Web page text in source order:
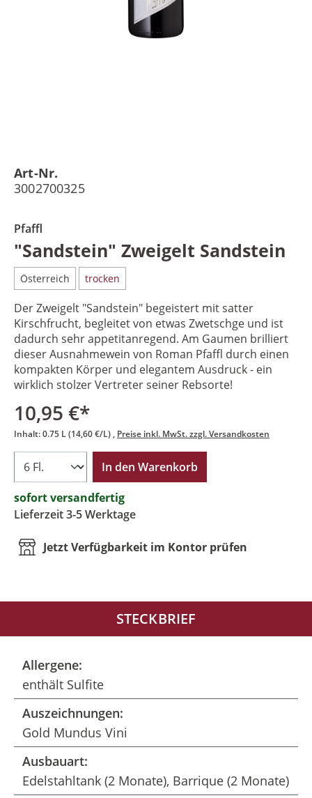
Art-Nr.
3002700325
Pfaffl
"Sandstein" Zweigelt Sandstein
Österreich trocken
Der Zweigelt "Sandstein" begeistert mit satter
Kirschfrucht, begleitet von etwas Zwetschge und ist
dadurch sehr appetitanregend. Am Gaumen brilliert
dieser Ausnahmewein von Roman Pfaffl durch einen
kompakten Körper und elegantem Ausdruck - ein
wirklich stolzer Vertreter seiner Rebsorte!
10,95 €*
Inhalt:0.75 L(14,60 €/L) Preise inkl. MwSt. zzgl. Versandkosten
In den Warenkorb
sofort versandfertig
Lieferzeit 3-5 Werktage
Jetzt Verfügbarkeit im Kontor prüfen
STECKBRIEF
Allergene:
enthält Sulfite
Auszeichnungen:
Gold Mundus Vini
Ausbauart:
Edelstahltank (2 Monate), Barrique (2 Monate)